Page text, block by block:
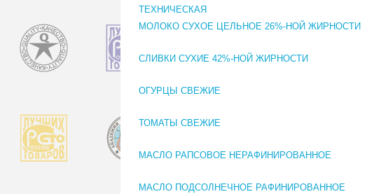
ТЕХНИЧЕСКАЯ
МОЛОКО СУХОЕ ЦЕЛЬНОЕ 26%-НОЙ ЖИРНОСТИ
СЛИВКИ СУХИЕ 42%-НОЙ ЖИРНОСТИ
ОГУРЦЫ СВЕЖИЕ
ТОМАТЫ СВЕЖИЕ
МАСЛО РАПСОВОЕ НЕРАФИНИРОВАННОЕ
МАСЛО ПОДСОЛНЕЧНОЕ РАФИНИРОВАННОЕ